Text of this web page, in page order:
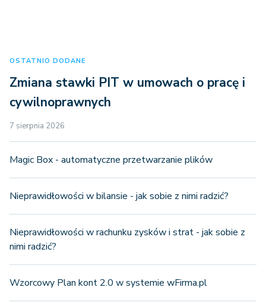
OSTATNIO DODANE
Zmiana stawki PIT w umowach o pracę i
cywilnoprawnych
7 sierpnia 2026
Magic Box - automatyczne przetwarzanie plików
Nieprawidłowości w bilansie - jak sobie z nimi radzić?
Nieprawidłowości w rachunku zysków i strat - jak sobie z
nimi radzić?
Wzorcowy Plan kont 2.0 w systemie wFirma.pl